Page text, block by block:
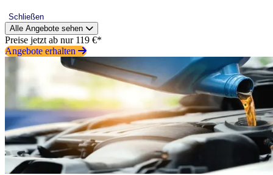
Schließen
Alle Angebote sehen
Preise jetzt ab nur 119 €*
Angebote erhalten